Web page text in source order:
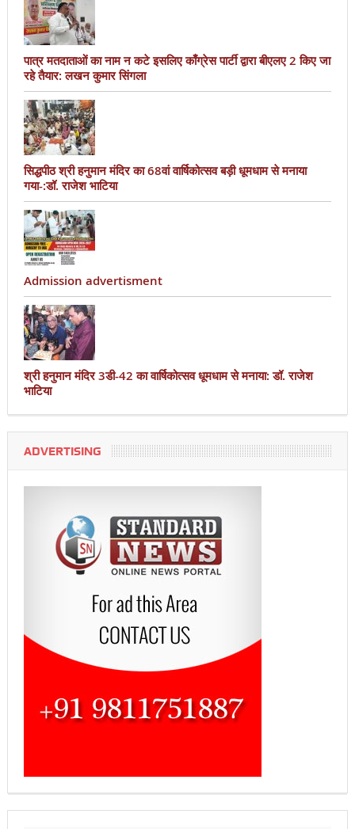
पात्र मतदाताओं का नाम न कटे इसलिए काँग्रेस पार्टी द्वारा बीएलए 2 किए जा
रहे तैयार: लखन कुमार सिंगला
सिद्धपीठ श्री हनुमान मंदिर का 68वां वार्षिकोत्सव बड़ी धूमधाम से मनाया
गया-:डॉ. राजेश भाटिया
Admission advertisment
श्री हनुमान मंदिर 3डी-42 का वार्षिकोत्सव धूमधाम से मनाया: डॉ. राजेश
भाटिया
ADVERTISING